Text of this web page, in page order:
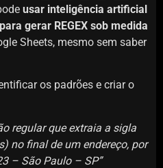
usar inteligência artificial
gerar REGEX sob medida
Sheets, mesmo sem saber
os padrões e criar o
regular que extraia a sigla
no final de um endereço, por
– São Paulo – SP”